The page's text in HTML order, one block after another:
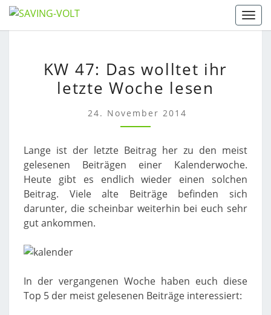
Skip
to
47:
DAS
WOLLTET
IHR
LETZTE
LESEN
KW 47: Das wolltet ihr
letzte Woche lesen
24. November 2014
Lange ist der letzte Beitrag her zu den meist
gelesenen Beiträgen einer Kalenderwoche.
Heute gibt es endlich wieder einen solchen
Beitrag. Viele alte Beiträge befinden sich
darunter, die scheinbar weiterhin bei euch sehr
gut ankommen.
In der vergangenen Woche haben euch diese
Top 5 der meist gelesenen Beiträge interessiert: